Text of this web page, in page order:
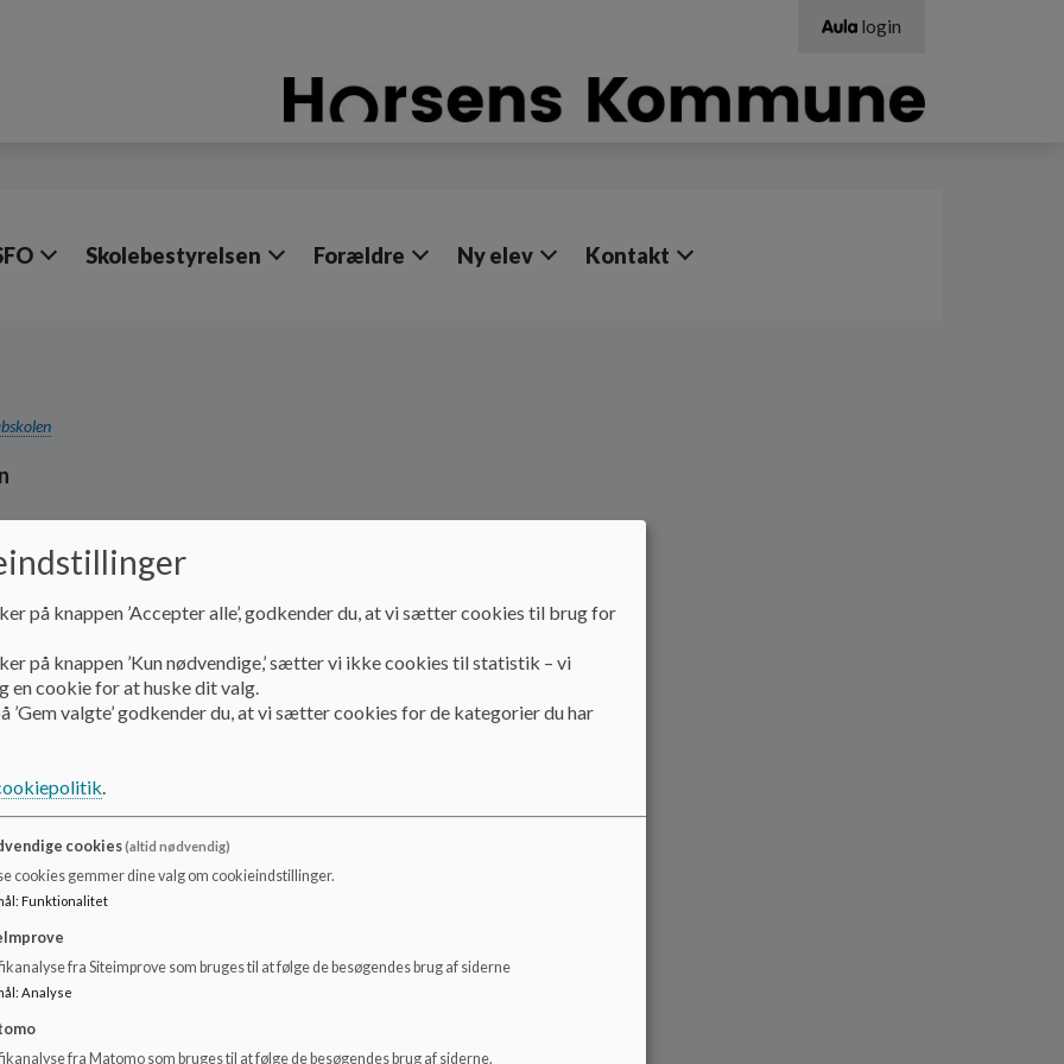
login
Skolebestyrelsen Forældre Ny elev Kontakt
for SFO
på knappen ’Accepter alle’, godkender du, at vi sætter cookies til brug for
på knappen ’Kun nødvendige,’ sætter vi ikke cookies til statistik – vi
en cookie for at huske dit valg.
’Gem valgte’ godkender du, at vi sætter cookies for de kategorier du har
.
cookies(altid nødvendig)
cookies gemmer dine valg om cookieindstillinger.
: Funktionalitet
fra Siteimprove som bruges til at følge de besøgendes brug af siderne
: Analyse
fra Matomo som bruges til at følge de besøgendes brug af siderne.